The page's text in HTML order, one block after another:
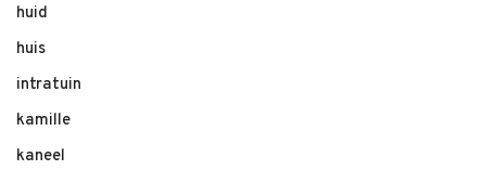
huid
huis
intratuin
kamille
kaneel